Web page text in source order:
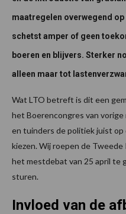
maatregelen overwegend
schetst amper of geen
boeren en blijvers. Sterker
alleen maar tot
Wat LTO betreft is dit een
het Boerencongres van vorige
en tuinders de politiek juist
kiezen. Wij roepen de Tweede
het mestdebat van 25 april te
sturen.
Invloed van de